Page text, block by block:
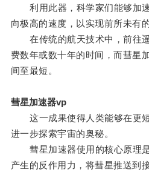
利用此器，科学家们能够加速
向极高的速度，以实现前所未有
在传统的航天技术中，前往遥
费数年或数十年的时间，而彗星
间至最短。
彗星加速器vp
这一成果使得人类能够在更短
进一步探索宇宙的奥秘。
彗星加速器使用的核心原理
产生的反作用力，将彗星推送到